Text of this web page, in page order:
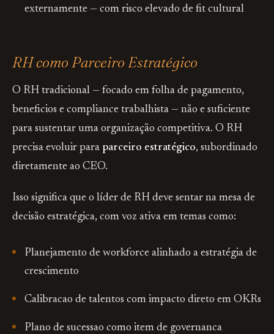
externamente — com risco elevado de fit cultural
RH como Parceiro Estratégico
O RH tradicional — focado em folha de pagamento,
beneficios e compliance trabalhista — não e suficiente
para sustentar uma organização competitiva. O RH
precisa evoluir para parceiro estratégico, subordinado
diretamente ao CEO.
Isso significa que o líder de RH deve sentar na mesa de
decisão estratégica, com voz ativa em temas como:
Planejamento de workforce alinhado a estratégia de
crescimento
Calibracao de talentos com impacto direto em OKRs
Plano de sucessao como item de governanca